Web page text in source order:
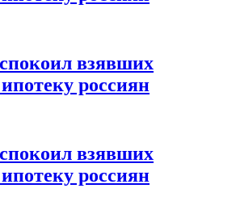
взявших
россиян
взявших
россиян